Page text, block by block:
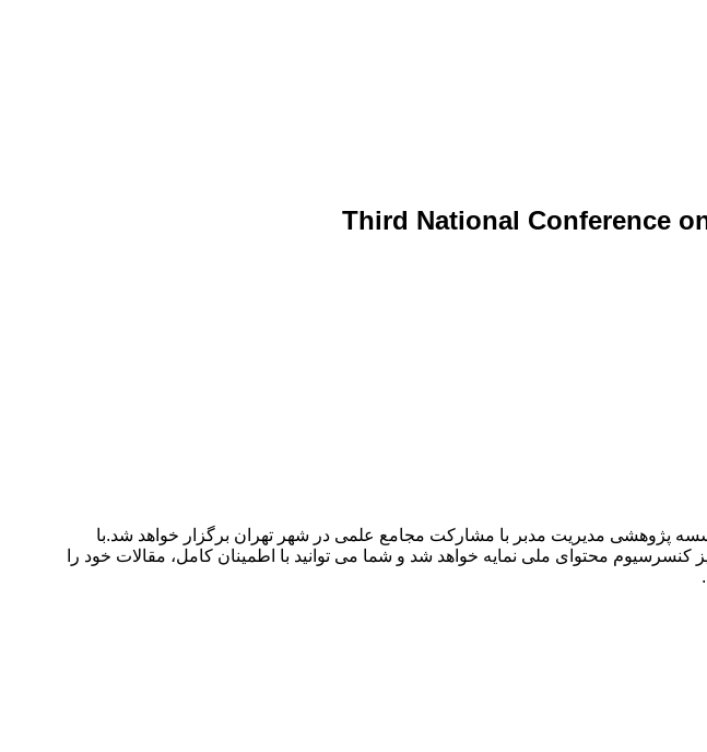
Third National Conference
میان رشته ای در علوم مهندسی و مدیریت در تاریخ ۶ اسفند ۱۴۰۰ توسط ،موسسه پژوهشی مدیریت مدبر با مشارکت مجامع علمی در شهر تهران برگزار خواهد شد.با
محتوای ملی نمایه خواهد شد و شما می توانید با اطمینان کامل، مقالات خود را